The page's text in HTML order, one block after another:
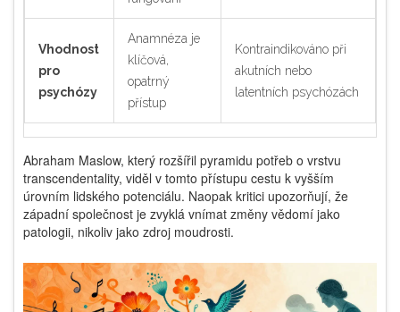
Vhodnost
pro
psychózy
Anamnéza je
klíčová,
opatrný
přístup
Kontraindikováno při
akutních nebo
latentních psychózách
Abraham Maslow, který rozšířil pyramidu potřeb o vrstvu
transcendentality, viděl v tomto přístupu cestu k vyšším
úrovním lidského potenciálu. Naopak kritici upozorňují, že
západní společnost je zvyklá vnímat změny vědomí jako
patologii, nikoliv jako zdroj moudrosti.